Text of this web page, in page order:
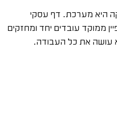
היא מערכת. דף עסקי
ממוקד עובדים יחד ומחזקים
עושה את כל העבודה.